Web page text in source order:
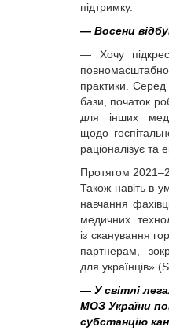
підтримку.
— Восени
— Хочу
практики.
бази, початок
для інших
щодо
раціоналізує та
Протягом
Також навіть в
навчання
медичних
із сканування
партнерам,
для українців»
— У світлі
МОЗ України
субстанцію